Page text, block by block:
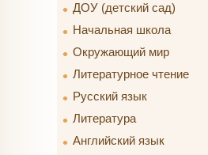
ДОУ (детский сад)
Начальная школа
Окружающий мир
Литературное чтение
Русский язык
Литература
Английский язык